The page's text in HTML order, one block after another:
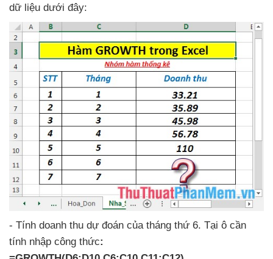
dữ liệu dưới đây:
- Tính doanh thu dự đoán của tháng thứ 6. Tại ô cần
tính nhập công thức: